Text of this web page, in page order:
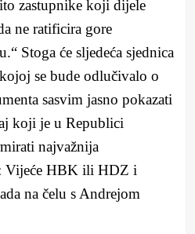
zastupnike koji dijele
ne ratificira gore
Stoga će sljedeća sjednica
se bude odlučivalo o
sasvim jasno pokazati
koji je u Republici
najvažnija
Vijeće HBK ili HDZ i
na čelu s Andrejom